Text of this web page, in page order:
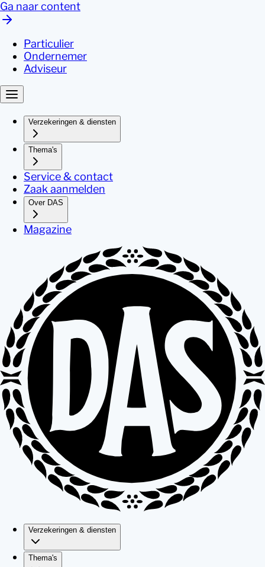
Ga naar content
Particulier
Ondernemer
Adviseur
Verzekeringen & diensten
Thema's
Service & contact
Zaak aanmelden
Over DAS
Magazine
Verzekeringen & diensten
Thema's